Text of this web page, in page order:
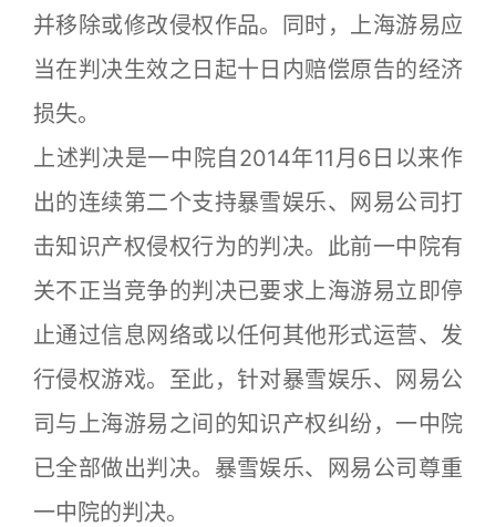
并移除或修改侵权作品。同时，上海游易应
当在判决生效之日起十日内赔偿原告的经济
损失。
上述判决是一中院自2014年11月6日以来作
出的连续第二个支持暴雪娱乐、网易公司打
击知识产权侵权行为的判决。此前一中院有
关不正当竞争的判决已要求上海游易立即停
止通过信息网络或以任何其他形式运营、发
行侵权游戏。至此，针对暴雪娱乐、网易公
司与上海游易之间的知识产权纠纷，一中院
已全部做出判决。暴雪娱乐、网易公司尊重
一中院的判决。